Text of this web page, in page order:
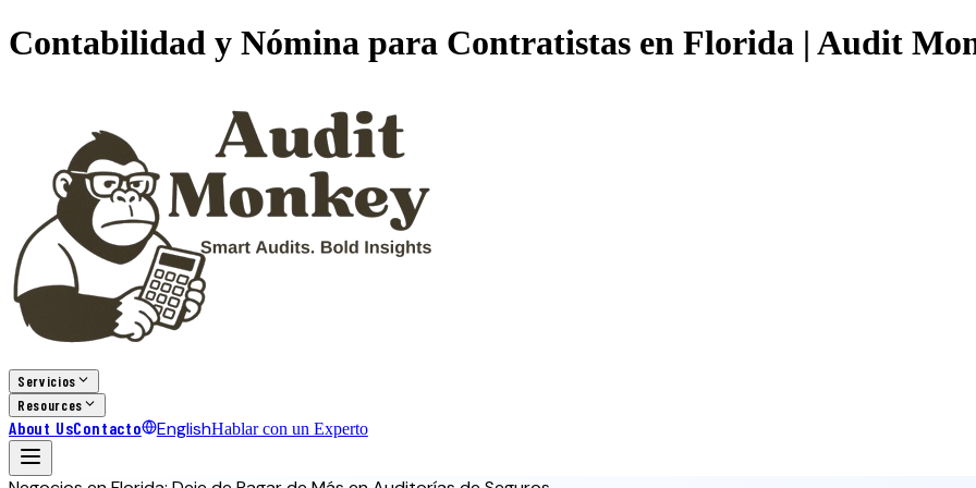
Contabilidad y Nómina para Contratistas en Florida | Audit
Servicios
Resources
About UsContacto EnglishHablar con un Experto